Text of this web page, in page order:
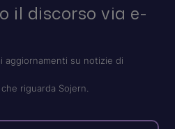
il discorso via e-
aggiornamenti su notizie di
riguarda Sojern.